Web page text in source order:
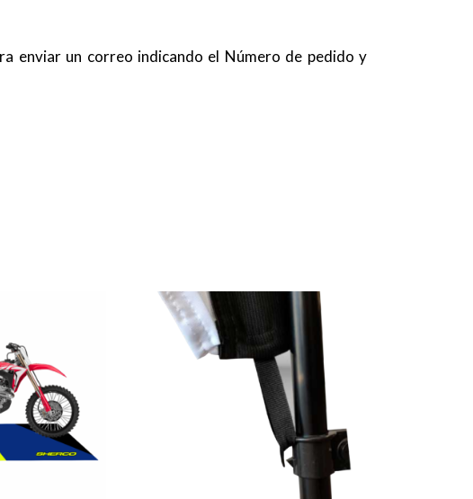
enviar un correo indicando el Número de pedido y